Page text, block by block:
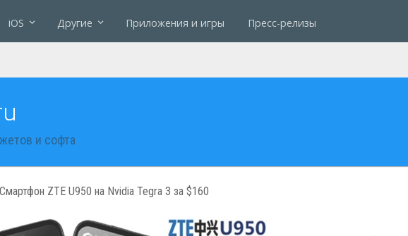
iOS Другие Приложения и игры Пресс-релизы
и софта
Смартфон ZTE U950 на Nvidia Tegra 3 за $160